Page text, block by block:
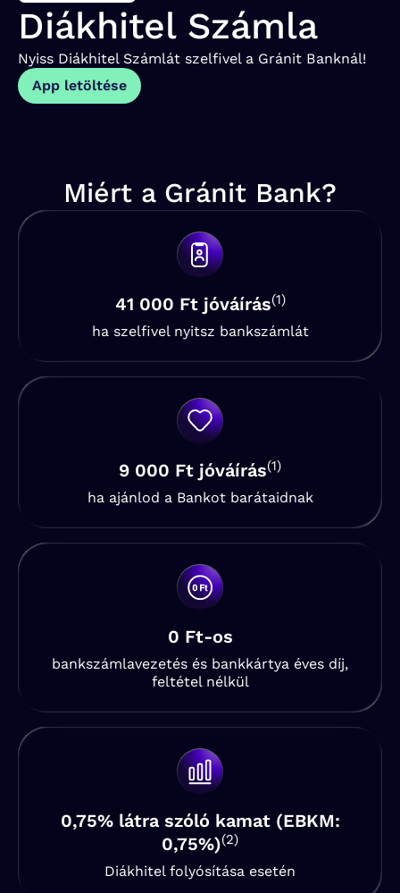
Diákhitel Számla
Nyiss Diákhitel Számlát szelfivel a Gránit Banknál!
App letöltése
Miért a Gránit Bank?
41 000 Ft jóváírás(1)
ha szelfivel nyitsz bankszámlát
9 000 Ft jóváírás(1)
ha ajánlod a Bankot barátaidnak
0 Ft-os
bankszámlavezetés és bankkártya éves díj,
feltétel nélkül
0,75% látra szóló kamat (EBKM:
0,75%)(2)
Diákhitel folyósítása esetén